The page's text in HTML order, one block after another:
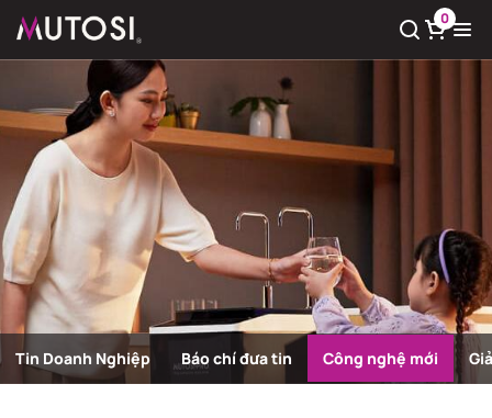
0
Có sản phẩm trong giỏ hàng
Tin Doanh Nghiệp Báo chí đưa tin Công nghệ mới